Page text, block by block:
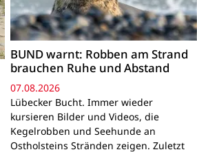
BUND warnt: Robben am Strand
brauchen Ruhe und Abstand
07.08.2026
Lübecker Bucht. Immer wieder
kursieren Bilder und Videos, die
Kegelrobben und Seehunde an
Ostholsteins Stränden zeigen. Zuletzt